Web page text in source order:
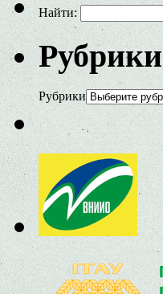
Найти:
Рубрики
Рубрики